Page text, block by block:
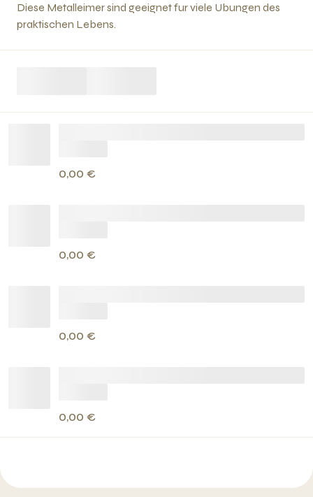
Diese Metalleimer sind geeignet fur viele Ubungen des
praktischen Lebens.
0,00 €
0,00 €
0,00 €
0,00 €